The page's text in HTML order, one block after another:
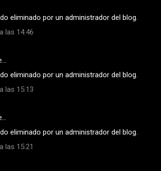
eliminado por un administrador del blog.
las 14:46
eliminado por un administrador del blog.
las 15:13
eliminado por un administrador del blog.
las 15:21